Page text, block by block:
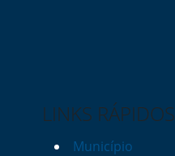
LINKS RÁPIDOS
Município